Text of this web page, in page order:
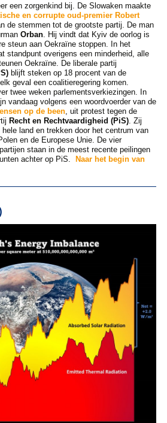
een zorgenkind bij. De Slowaken maakte
en corrupte oud-premier Robert
de stemmen tot de grootste partij. De man
Orban. Hij vindt dat Kyiv de oorlog is
steun aan Oekraïne stoppen. In het
standpunt overigens een minderheid, alle
Oekraïne. De liberale partij
blijft steken op 18 procent van de
geval een coalitieregering komen.
twee weken parlementsverkiezingen. In
vandaag volgens een woordvoerder van de
op de been, uit protest tegen de
Recht en Rechtvaardigheid (PiS). Zij
land en trekken door het centrum van
en de Europese Unie. De vier
staan in de meest recente peilingen
achter op PiS.
Naar het begin van